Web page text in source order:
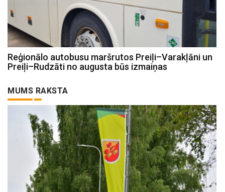
Reģionālo autobusu maršrutos Preiļi–Varakļāni un
Preiļi–Rudzāti no augusta būs izmaiņas
MUMS RAKSTA